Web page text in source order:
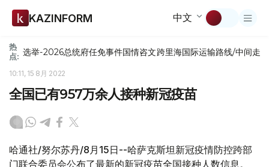
KAZINFORM 中文
热
点: 选举-2026总统府任免事件国情咨文跨里海国际运输路线/中间走廊
10:11, 15 8月 2022
全国已有957万余人接种新冠疫苗
哈通社/努尔苏丹/8月15日--哈萨克斯坦新冠疫情防控跨部
门联合委员会公布了最新的新冠疫苗全国接种人数信息。